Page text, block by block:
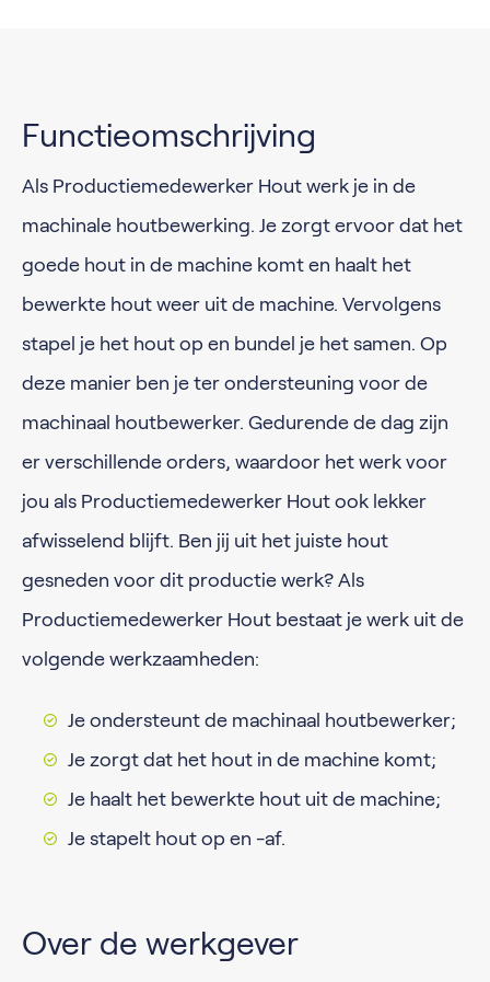
Functieomschrijving
Als Productiemedewerker Hout werk je in de
machinale houtbewerking. Je zorgt ervoor dat het
goede hout in de machine komt en haalt het
bewerkte hout weer uit de machine. Vervolgens
stapel je het hout op en bundel je het samen. Op
deze manier ben je ter ondersteuning voor de
machinaal houtbewerker. Gedurende de dag zijn
er verschillende orders, waardoor het werk voor
jou als Productiemedewerker Hout ook lekker
afwisselend blijft. Ben jij uit het juiste hout
gesneden voor dit productie werk? Als
Productiemedewerker Hout bestaat je werk uit de
volgende werkzaamheden:
Je ondersteunt de machinaal houtbewerker;
Je zorgt dat het hout in de machine komt;
Je haalt het bewerkte hout uit de machine;
Je stapelt hout op en -af.
Over de werkgever